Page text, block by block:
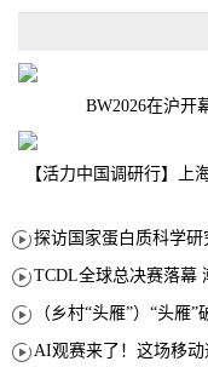
BW2026在沪开
【活力中国调研行】上
TCDL全球总决赛落幕